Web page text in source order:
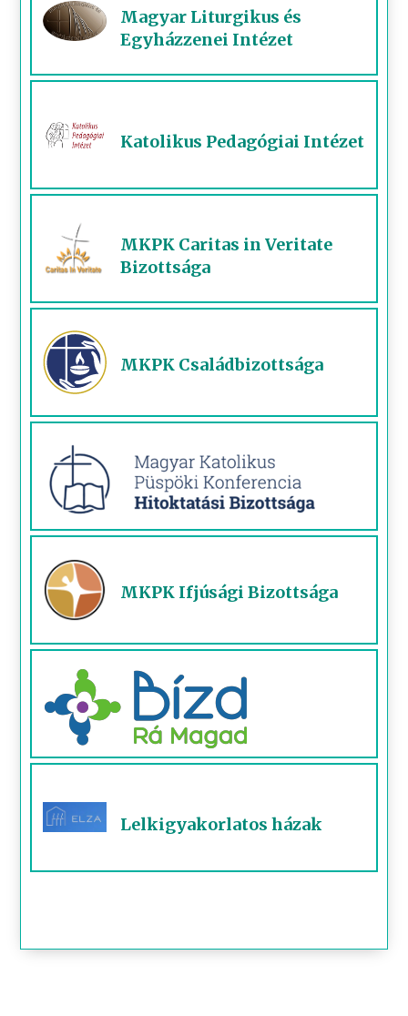
Magyar Liturgikus és
Egyházzenei Intézet
Katolikus Pedagógiai Intézet
MKPK Caritas in Veritate
Bizottsága
MKPK Családbizottsága
MKPK Ifjúsági Bizottsága
Lelkigyakorlatos házak